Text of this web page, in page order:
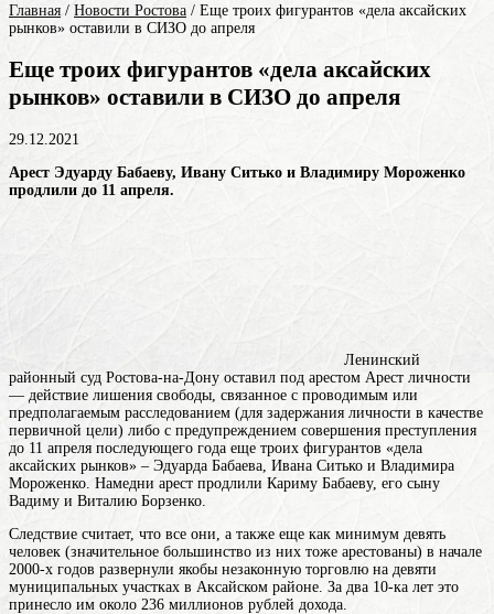
Главная / Новости Ростова / Еще троих фигурантов «дела аксайских
рынков» оставили в СИЗО до апреля
Еще троих фигурантов «дела аксайских
рынков» оставили в СИЗО до апреля
29.12.2021
Арест Эдуарду Бабаеву, Ивану Ситько и Владимиру Мороженко
продлили до 11 апреля.
Ленинский
районный суд Ростова-на-Дону оставил под арестом Арест личности
— действие лишения свободы, связанное с проводимым или
предполагаемым расследованием (для задержания личности в качестве
первичной цели) либо с предупреждением совершения преступления
до 11 апреля последующего года еще троих фигурантов «дела
аксайских рынков» – Эдуарда Бабаева, Ивана Ситько и Владимира
Мороженко. Намедни арест продлили Кариму Бабаеву, его сыну
Вадиму и Виталию Борзенко.
Следствие считает, что все они, а также еще как минимум девять
человек (значительное большинство из них тоже арестованы) в начале
2000-х годов развернули якобы незаконную торговлю на девяти
муниципальных участках в Аксайском районе. За два 10-ка лет это
принесло им около 236 миллионов рублей дохода.